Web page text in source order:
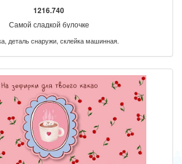
1216.740
Самой сладкой булочке
деталь снаружи, склейка машинная.